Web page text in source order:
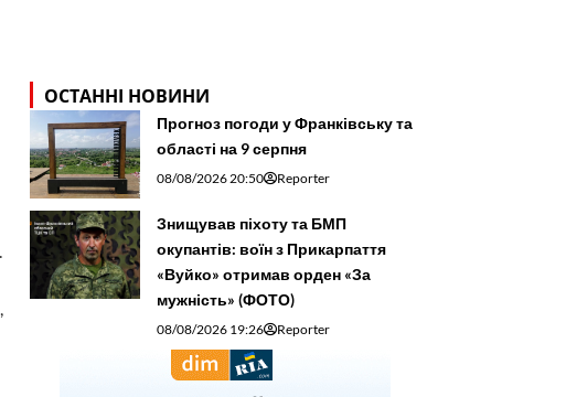
ОСТАННІ НОВИНИ
Прогноз погоди у Франківську та
області на 9 серпня
08/08/2026 20:50 Reporter
Знищував піхоту та БМП
окупантів: воїн з Прикарпаття
«Вуйко» отримав орден «За
мужність» (ФОТО)
08/08/2026 19:26 Reporter